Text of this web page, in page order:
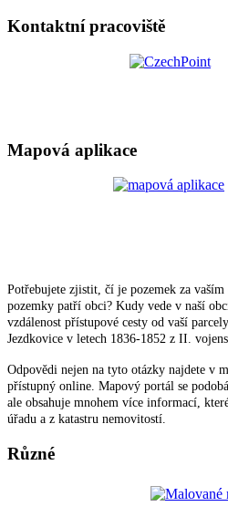
Kontaktní pracoviště
Mapová aplikace
Potřebujete zjistit, čí je pozemek za
pozemky patří obci? Kudy vede v naší
vzdálenost přístupové cesty od vaší
Jezdkovice v letech 1836-1852 z II.
Odpovědi nejen na tyto otázky najdete v
přístupný online. Mapový portál se
ale obsahuje mnohem více informací,
úřadu a z katastru nemovitostí.
Různé